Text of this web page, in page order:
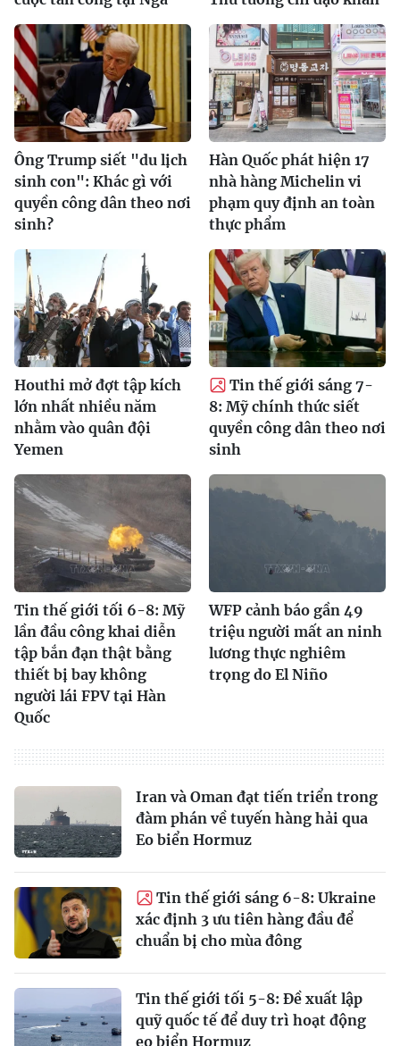
Ông Trump siết "du lịch
sinh con": Khác gì với
quyền công dân theo nơi
sinh?
Hàn Quốc phát hiện 17
nhà hàng Michelin vi
phạm quy định an toàn
thực phẩm
Houthi mở đợt tập kích
lớn nhất nhiều năm
nhằm vào quân đội
Yemen
Tin thế giới sáng 7-
8: Mỹ chính thức siết
quyền công dân theo nơi
sinh
Tin thế giới tối 6-8: Mỹ
lần đầu công khai diễn
tập bắn đạn thật bằng
thiết bị bay không
người lái FPV tại Hàn
Quốc
WFP cảnh báo gần 49
triệu người mất an ninh
lương thực nghiêm
trọng do El Niño
Iran và Oman đạt tiến triển trong
đàm phán về tuyến hàng hải qua
Eo biển Hormuz
Tin thế giới sáng 6-8: Ukraine
xác định 3 ưu tiên hàng đầu để
chuẩn bị cho mùa đông
Tin thế giới tối 5-8: Đề xuất lập
quỹ quốc tế để duy trì hoạt động
eo biển Hormuz